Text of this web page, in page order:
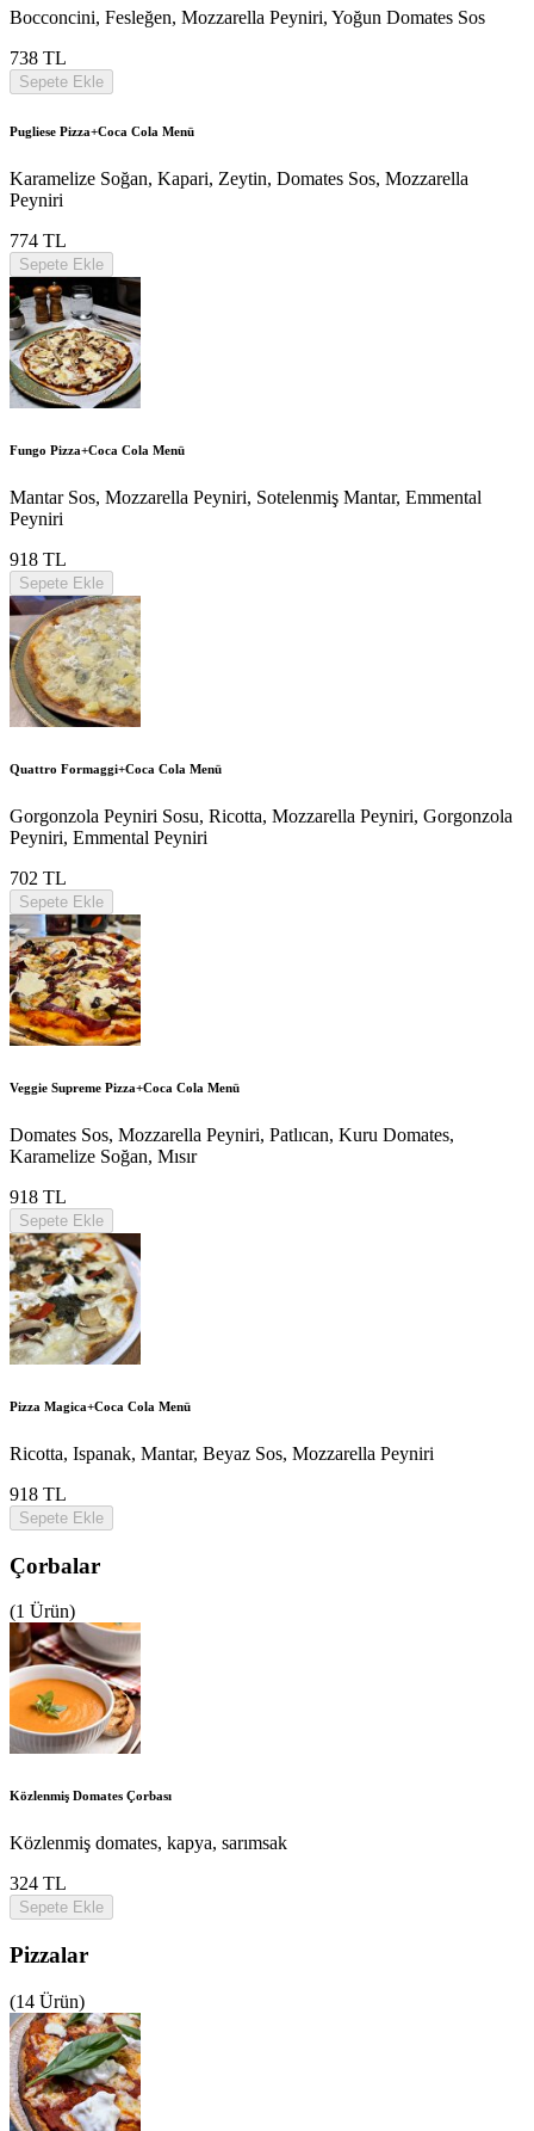
Bocconcini, Fesleğen, Mozzarella Peyniri, Yoğun Domates Sos
738 TL
Sepete Ekle
Pugliese Pizza+Coca Cola Menü
Karamelize Soğan, Kapari, Zeytin, Domates Sos, Mozzarella
Peyniri
774 TL
Sepete Ekle
Fungo Pizza+Coca Cola Menü
Mantar Sos, Mozzarella Peyniri, Sotelenmiş Mantar, Emmental
Peyniri
918 TL
Sepete Ekle
Quattro Formaggi+Coca Cola Menü
Gorgonzola Peyniri Sosu, Ricotta, Mozzarella Peyniri, Gorgonzola
Peyniri, Emmental Peyniri
702 TL
Sepete Ekle
Veggie Supreme Pizza+Coca Cola Menü
Domates Sos, Mozzarella Peyniri, Patlıcan, Kuru Domates,
Karamelize Soğan, Mısır
918 TL
Sepete Ekle
Pizza Magica+Coca Cola Menü
Ricotta, Ispanak, Mantar, Beyaz Sos, Mozzarella Peyniri
918 TL
Sepete Ekle
Çorbalar
(1 Ürün)
Közlenmiş Domates Çorbası
Közlenmiş domates, kapya, sarımsak
324 TL
Sepete Ekle
Pizzalar
(14 Ürün)